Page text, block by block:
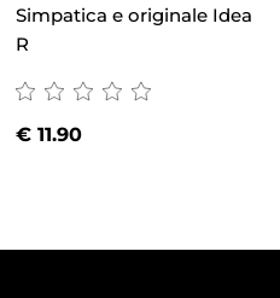
Simpatica e originale Idea
R
€ 11.90